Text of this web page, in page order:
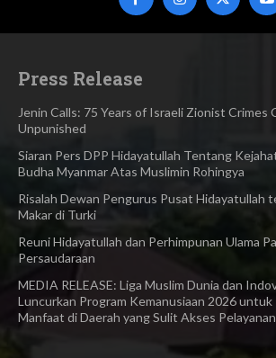
Press Release
Jenin Calls: 75 Years of Israeli Zionist Crimes
Unpunished
Siaran Pers DPP Hidayatullah Tentang
Budha Myanmar Atas Muslimin Rohingya​
Risalah Dewan Pengurus Pusat Hidayatullah
Makar di Turki
Reuni Hidayatullah dan Perhimpunan Ulama
Persaudaraan
MEDIA RELEASE: Liga Muslim Dunia dan
Luncurkan Program Kemanusiaan 2026
Manfaat di Daerah yang Sulit Akses